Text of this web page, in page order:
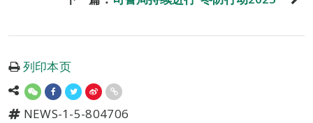
列印本页
NEWS-1-5-804706